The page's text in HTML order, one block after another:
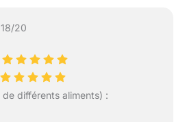
20
différents aliments) :